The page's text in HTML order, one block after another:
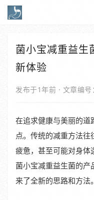
菌小宝减重益生
新体验
发布于1年前 · 文章编
在追求健康与美丽的道
点。传统的减重方法
疲惫，甚至可能对身体
菌小宝减重益生菌的产
来了全新的思路和方法。